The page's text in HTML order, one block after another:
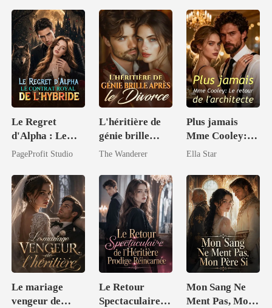
Le Regret
d'Alpha : Le
Contrat Royal
PageProfit Studio
L'héritière de
génie brille
après le divorce
The Wanderer
Plus jamais
Mme Cooley:
Le retour de
Ella Star
Le mariage
vengeur de
Le Retour
Spectaculaire
Mon Sang Ne
Ment Pas, Mon